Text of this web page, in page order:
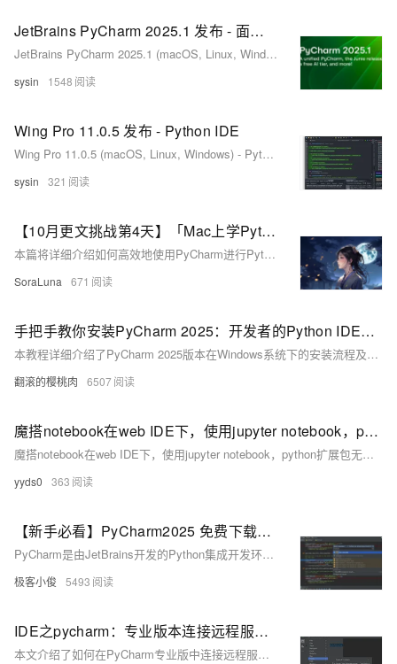
JetBrains PyCharm 2025.1 发布 - 面向专业开发者的 Python IDE
JetBrains PyCharm 2025.1 (macOS, Linux, Windows) - 面向专业开发者的 Python IDE
sysin 1548
Wing Pro 11.0.5 发布 - Python IDE
Wing Pro 11.0.5 (macOS, Linux, Windows) - Python IDE
sysin 321
【10月更文挑战第4天】「Mac上学Python 4」入门篇4 - PyCharm高效开发环境配置与使用技巧
本篇将详细介绍如何高效地使用PyCharm进行Python开发，内容涵盖PyCharm的主题设置、字体调整、常用快捷键、虚拟环境的管理、库安装与调试技巧等。通过本篇的学习，用户将能够充分利用PyCharm的功能，提升Python开发效率。
SoraLuna 671
手把手教你安装PyCharm 2025：开发者的Python IDE配置全流程+避坑指南
本教程详细介绍了PyCharm 2025版本在Windows系统下的安装流程及配置方法，涵盖AI代码补全与智能调试工具链等新功能。内容包括系统要求、安装步骤、首次运行配置（如主题选择与插件安装）、创建首个Python项目，以及常见问题解决方法。此外，还提供了切换中文界面和延伸学习资源的指导，帮助用户快速上手并高效使用PyCharm进行开发。
翻滚的樱桃肉 6507
魔搭notebook在web IDE下，使用jupyter notebook，python扩展包无法更新升级
魔搭notebook在web IDE下，使用jupyter notebook，python扩展包无法更新升级，不升级无法使用，安装python扩展包的时候一直停留在installing
yyds0 363
【新手必看】PyCharm2025 免费下载安装配置教程+Python环境搭建、图文并茂全副武装学起来才嗖嗖的快,绝对最详细!
PyCharm是由JetBrains开发的Python集成开发环境（IDE），专为Python开发者设计，支持Web开发、调试、语法高亮、项目管理、代码跳转、智能提示、自动完成、单元测试和版本控制等功能。它有专业版、教育版和社区版三个版本，其中社区版免费且适合个人和小型团队使用，包含基本的Python开发功能。安装PyCharm前需先安装Python解释器，并配置环境变量。通过简单的步骤即可在PyCharm中创建并运行Python项目，如输出“Hello World”。
极客小俊 5493
IDE之pycharm：专业版本连接远程服务器代码，并配置远程python环境解释器（亲测OK）。
本文介绍了如何在PyCharm专业版中连接远程服务器并配置远程Python环境解释器，以便在服务器上运行代码。